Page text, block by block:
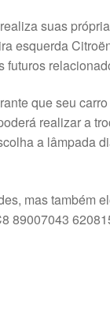
suas
esquerda
futuros
que seu
realizar a
a lâmpada
mas também
89007043